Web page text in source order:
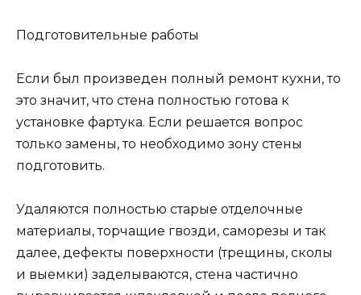
Подготовительные работы
Если был произведен полный ремонт кухни, то
это значит, что стена полностью готова к
установке фартука. Если решается вопрос
только замены, то необходимо зону стены
подготовить.
Удаляются полностью старые отделочные
материалы, торчащие гвозди, саморезы и так
далее, дефекты поверхности (трещины, сколы
и выемки) заделываются, стена частично